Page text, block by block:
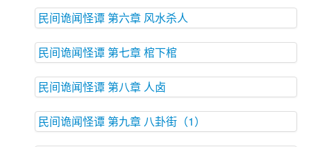
民间诡闻怪谭 第六章 风水杀人
民间诡闻怪谭 第七章 棺下棺
民间诡闻怪谭 第八章 人卤
民间诡闻怪谭 第九章 八卦街（1）